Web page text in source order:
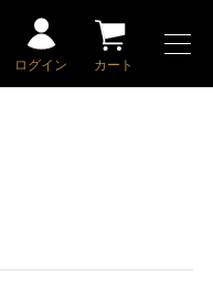
ログイン カート